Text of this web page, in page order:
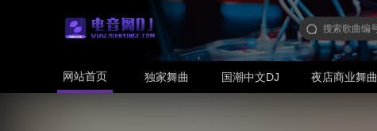
网站首页 独家舞曲 国潮中文DJ 夜店商业舞曲